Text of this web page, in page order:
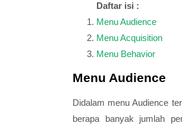
Daftar isi :
Menu Audience
Menu Acquisition
Menu Behavior
Menu Audience
Didalam menu Audience
berapa banyak jumlah